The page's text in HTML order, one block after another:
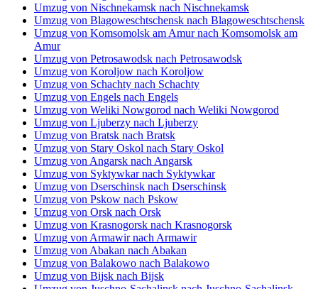
Umzug von Nischnekamsk nach Nischnekamsk
Umzug von Blagoweschtschensk nach Blagoweschtschensk
Umzug von Komsomolsk am Amur nach Komsomolsk am
Amur
Umzug von Petrosawodsk nach Petrosawodsk
Umzug von Koroljow nach Koroljow
Umzug von Schachty nach Schachty
Umzug von Engels nach Engels
Umzug von Weliki Nowgorod nach Weliki Nowgorod
Umzug von Ljuberzy nach Ljuberzy
Umzug von Bratsk nach Bratsk
Umzug von Stary Oskol nach Stary Oskol
Umzug von Angarsk nach Angarsk
Umzug von Syktywkar nach Syktywkar
Umzug von Dserschinsk nach Dserschinsk
Umzug von Pskow nach Pskow
Umzug von Orsk nach Orsk
Umzug von Krasnogorsk nach Krasnogorsk
Umzug von Armawir nach Armawir
Umzug von Abakan nach Abakan
Umzug von Balakowo nach Balakowo
Umzug von Bijsk nach Bijsk